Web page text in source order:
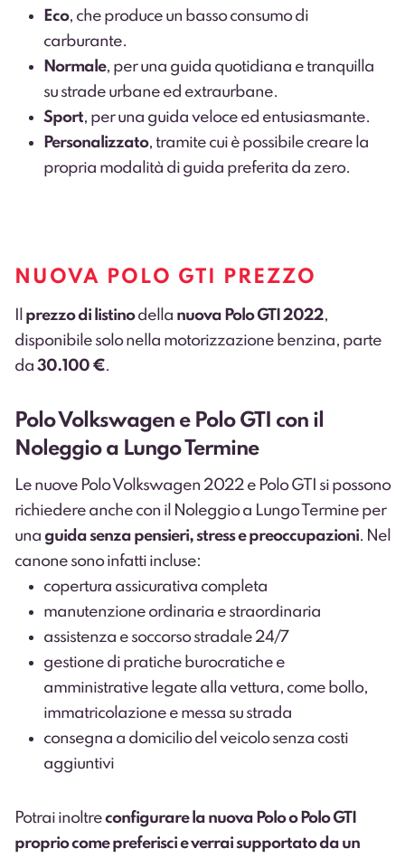
Eco, che produce un basso consumo di
carburante.
Normale, per una guida quotidiana e tranquilla
su strade urbane ed extraurbane.
Sport, per una guida veloce ed entusiasmante.
Personalizzato, tramite cui è possibile creare la
propria modalità di guida preferita da zero.
NUOVA POLO GTI PREZZO
prezzo di listinodella nuova Polo GTI 2022,
disponibile solo nella motorizzazione benzina, parte
da 30.100 €.
Polo Volkswagen e Polo GTI con il
Noleggio a Lungo Termine
Le nuove Polo Volkswagen 2022 e Polo GTI si possono
richiedere anche con il Noleggio a Lungo Termine per
una guida senza pensieri, stress e preoccupazioni. Nel
canone sono infatti incluse:
copertura assicurativa completa
manutenzione ordinaria e straordinaria
assistenza e soccorso stradale 24/7
gestione di pratiche burocratiche e
amministrative legate alla vettura, come bollo,
immatricolazione e messa su strada
consegna a domicilio del veicolo senza costi
aggiuntivi
Potrai inoltreconfigurare la nuova Polo o Polo GTI
proprio come preferisci e verrai supportato da un